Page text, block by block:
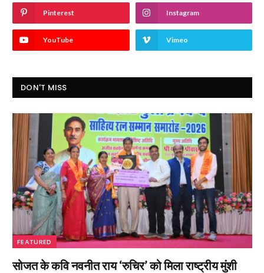
Pinterest Instagram
YouTube Vimeo
DON'T MISS
FEATURED
सोजत के कवि नवनीत राय ‘रुचिर’ को मिला राष्ट्रीय मुंशी